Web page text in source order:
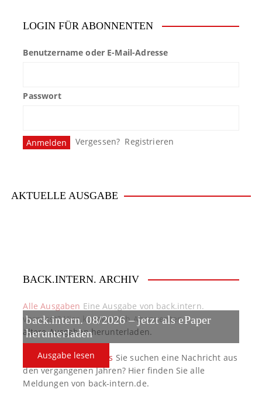
i
LOGIN FÜR ABONNENTEN
Benutzername oder E-Mail-Adresse
Passwort
Vergessen? Registrieren
AKTUELLE AUSGABE
back.intern. 08/2026 – jetzt als ePaper
herunterladen
Ausgabe lesen
BACK.INTERN. ARCHIV
Alle Ausgaben Eine Ausgabe von back.intern.
verpasst? Hier können sich Abonnenten
ältere Ausgaben herunterladen.
back.intern. Top-News Sie suchen eine Nachricht aus
den vergangenen Jahren? Hier finden Sie alle
Meldungen von back-intern.de.